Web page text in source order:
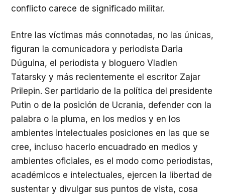
conflicto carece de significado militar.
Entre las víctimas más connotadas, no las únicas,
figuran la comunicadora y periodista Daria
Dúguina, el periodista y bloguero Vladlen
Tatarsky y más recientemente el escritor Zajar
Prilepin. Ser partidario de la política del presidente
Putin o de la posición de Ucrania, defender con la
palabra o la pluma, en los medios y en los
ambientes intelectuales posiciones en las que se
cree, incluso hacerlo encuadrado en medios y
ambientes oficiales, es el modo como periodistas,
académicos e intelectuales, ejercen la libertad de
sustentar y divulgar sus puntos de vista, cosa